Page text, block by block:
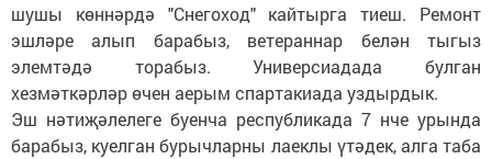
шушы көннәрдә "Снегоход" кайтырга тиеш. Ремонт
эшләре алып барабыз, ветераннар белән тыгыз
элемтәдә торабыз. Универсиадада булган
хезмәткәрләр өчен аерым спартакиада уздырдык.
Эш нәтиҗәлелеге буенча республикада 7 нче урында
барабыз, куелган бурычларны лаеклы үтәдек, алга таба